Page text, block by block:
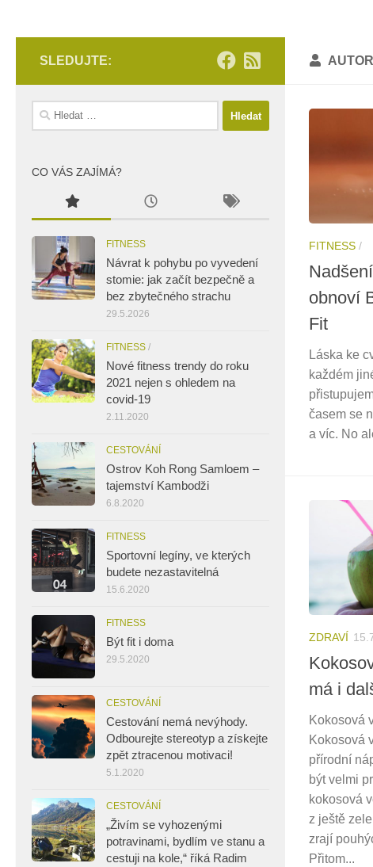
FITNESS /
obnoví
Fit
Láska ke
každém
časem se
a víc. No
ZDRAVÍ
má i
Kokosová
Kokosová
přírodní
být velmi
kokosová
z ještě
zrají
Přitom...
SLEDUJTE:
Vyhledávání
CO VÁS ZAJÍMÁ?
FITNESS
Návrat k pohybu po vyvedení
stomie: jak začít bezpečně a
bez zbytečného strachu
29.5.2026
FITNESS /
Nové fitness trendy do roku
2021 nejen s ohledem na
covid-19
2.11.2020
CESTOVÁNÍ
Ostrov Koh Rong Samloem –
tajemství Kambodži
6.8.2020
FITNESS
Sportovní legíny, ve kterých
budete nezastavitelná
15.6.2020
FITNESS
Být fit i doma
29.5.2020
CESTOVÁNÍ
Cestování nemá nevýhody.
Odbourejte stereotyp a získejte
zpět ztracenou motivaci!
5.1.2020
CESTOVÁNÍ
„Živím se vyhozenými
potravinami, bydlím ve stanu a
cestuji na kole,“ říká Radim